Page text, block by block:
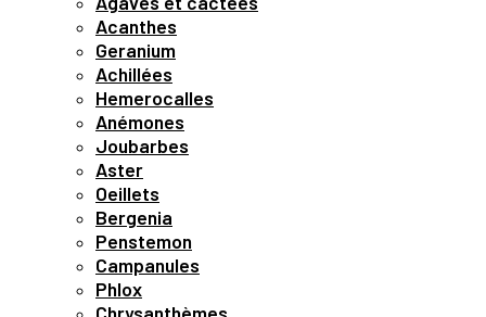
Acanthes
Geranium
Achillées
Hemerocalles
Anémones
Joubarbes
Aster
Oeillets
Bergenia
Penstemon
Campanules
Phlox